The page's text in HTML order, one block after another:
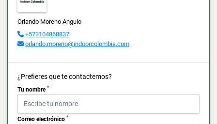
Orlando Moreno Angulo
+573104868837
orlando.moreno@indoorcolombia.com
¿Prefieres que te contactemos?
Tu nombre *
Correo electrónico *